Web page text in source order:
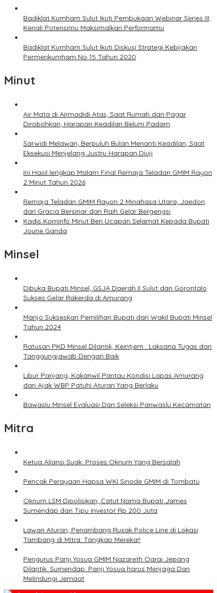
Badiklat Kumham Sulut Ikuti Pembukaan Webinar Series III,
Kenali Potensimu Maksimalkan Performamu
Badiklat Kumham Sulut Ikuti Diskusi Strategi Kebijakan
Permenkumham No 15 Tahun 2020
Minut
Air Mata di Airmadidi Atas, Saat Rumah dan Pagar
Dirobohkan, Harapan Keadilan Belum Padam
Sarwidi Melawan, Berpuluh Bulan Menanti Keadilan, Saat
Eksekusi Menjelang Justru Harapan Diuji
Ini Hasil lengkap Malam Final Remaja Teladan GMIM Rayon
2 Minut Tahun 2026
Remaja Teladan GMIM Rayon 2 Minahasa Utara, Jaedon
dan Gracia Bersinar dan Raih Gelar Bergengsi
Kadis Kominfo Minut Beri Ucapan Selamat Kepada Bupati
Joune Ganda
Minsel
Dibuka Bupati Minsel, GSJA Daerah II Sulut dan Gorontalo
Sukses Gelar Rakerda di Amurang
Marijo Sukseskan Pemilihan Bupati dan Wakil Bupati Minsel
Tahun 2024
Ratusan PKD Minsel Dilantik, Keintjem : Laksana Tugas dan
Tanggungjawab Dengan Baik
Libur Panjang, Kakanwil Pantau Kondisi Lapas Amurang
dan Ajak WBP Patuhi Aturan Yang Berlaku
Bawaslu Minsel Evaluasi Dan Seleksi Panwaslu Kecamatan
Mitra
Ketua Aliansi Suak: Proses Oknum Yang Bersalah
Pencak Perayaan Hapsa WKI Sinode GMIM di Tombatu
Oknum LSM Dipolisikan, Catut Nama Bupati James
Sumendap dan Tipu Investor Rp 200 Juta
Lawan Aturan, Penambang Rusak Police Line di Lokasi
Tambang di Mitra: Tangkap Mereka!!
Pengurus Panji Yosua GMIM Nazareth Oarai Jepang
Dilantik. Sumendap: Panji Yosua harus Menjaga Dan
Melindungi Jemaat